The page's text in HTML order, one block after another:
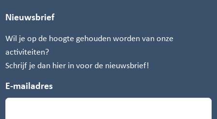
Nieuwsbrief
Wil je op de hoogte gehouden worden van onze
activiteiten?
Schrijf je dan hier in voor de nieuwsbrief!
E-mailadres